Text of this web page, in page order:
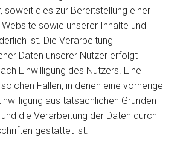
soweit dies zur Bereitstellung einer
sowie unserer Inhalte und
ist. Die Verarbeitung
Daten unserer Nutzer erfolgt
Einwilligung des Nutzers. Eine
Fällen, in denen eine vorherige
aus tatsächlichen Gründen
die Verarbeitung der Daten durch
gestattet ist.